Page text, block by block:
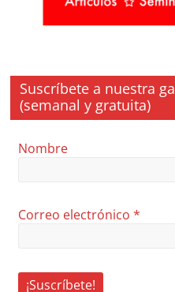
Suscríbete a nuestra
(semanal y gratuita)
Nombre
Correo electrónico*